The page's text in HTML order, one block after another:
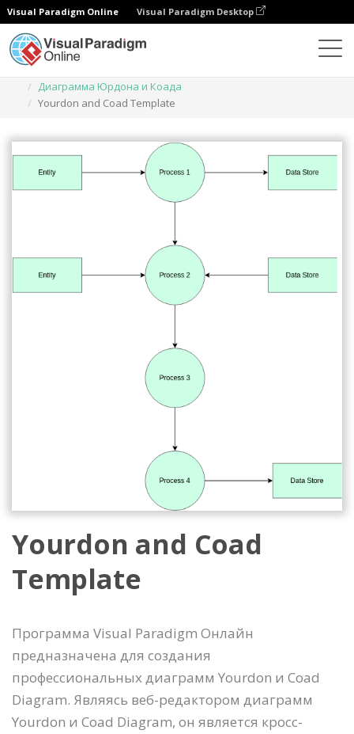
Visual Paradigm Online Visual Paradigm Desktop
Диаграмма Юрдона и Коада
Yourdon and Coad Template
Yourdon and Coad
Template
Программа Visual Paradigm Онлайн
предназначена для создания
профессиональных диаграмм Yourdon и Coad
Diagram. Являясь веб-редактором диаграмм
Yourdon и Coad Diagram, он является кросс-